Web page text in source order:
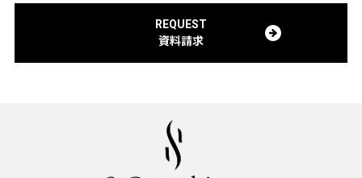
(8)本サービスの各種問合せ、アフターサービス対応のため
(9)本サービスその他のコンテンツの開発・改善のため
(10)上記の利用目的に付随する目的
集した情報の適切な管理のために必要な措置を講じます。当社
が、安全管理のために講じた措置の概要は以下のとおりです。
措置の具体的内容については、本ポリシーで定める窓口に対す
REQUEST
資料請求